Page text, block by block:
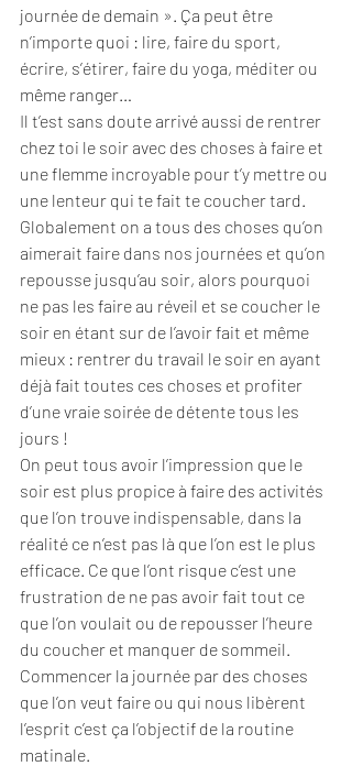
journée de demain ». Ça peut être
n’importe quoi : lire, faire du sport,
écrire, s’étirer, faire du yoga, méditer ou
même ranger…
Il t’est sans doute arrivé aussi de rentrer
chez toi le soir avec des choses à faire et
une flemme incroyable pour t’y mettre ou
une lenteur qui te fait te coucher tard.
Globalement on a tous des choses qu’on
aimerait faire dans nos journées et qu’on
repousse jusqu’au soir, alors pourquoi
ne pas les faire au réveil et se coucher le
soir en étant sur de l’avoir fait et même
mieux : rentrer du travail le soir en ayant
déjà fait toutes ces choses et profiter
d’une vraie soirée de détente tous les
jours !
On peut tous avoir l’impression que le
soir est plus propice à faire des activités
que l’on trouve indispensable, dans la
réalité ce n’est pas là que l’on est le plus
efficace. Ce que l’ont risque c’est une
frustration de ne pas avoir fait tout ce
que l’on voulait ou de repousser l’heure
du coucher et manquer de sommeil.
Commencer la journée par des choses
que l’on veut faire ou qui nous libèrent
l’esprit c’est ça l’objectif de la routine
matinale.